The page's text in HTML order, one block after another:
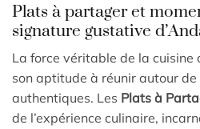
Plats à partager et
signature gustative
La force véritable de la cuisine
son aptitude à réunir autour
authentiques. Les Plats à
de l’expérience culinaire,